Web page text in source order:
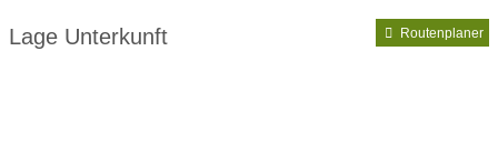
Ferienwohnung / Appartement
Lage Unterkunft Routenplaner